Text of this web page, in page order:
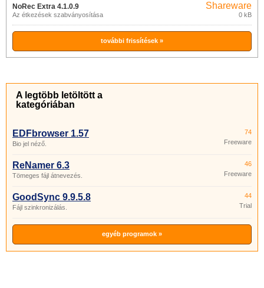
NoRec Extra 4.1.0.9
Az étkezések szabványosítása
Shareware
0 kB
további frissítések »
A legtöbb letöltött a
kategóriában
EDFbrowser 1.57
Bio jel néző.
74
Freeware
ReNamer 6.3
Tömeges fájl átnevezés.
46
Freeware
GoodSync 9.9.5.8
Fájl szinkronizálás.
44
Trial
egyéb programok »